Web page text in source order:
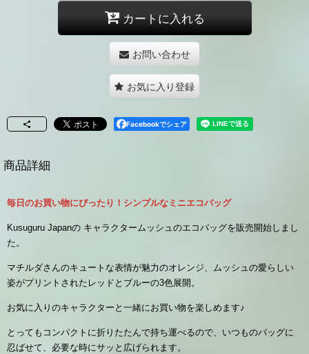
カートに入れる
お問い合わせ
お気に入り登録
Facebookでシェア
商品詳細
毎日のお買い物にぴったり！シンプルなミニエコバッグ
Kusuguru Japanの キャラクタームッシュのエコバッグを販売開始しまし
た。
マチルダさんのキュートな表情が魅力のオレンジ、ムッシュの愛らしい
姿がプリントされたレッドとブルーの3色展開。
お気に入りのキャラクターと一緒にお買い物を楽しめます♪
とってもコンパクトに折りたたんで持ち運べるので、いつものバッグに
忍ばせて、必要な時にサッと広げられます。